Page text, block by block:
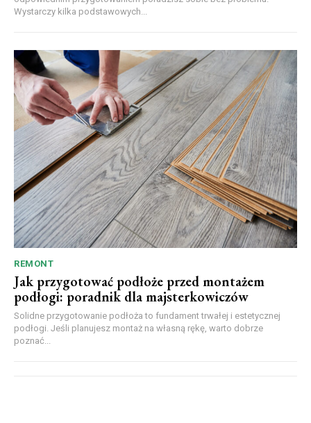
Wystarczy kilka podstawowych...
REMONT
Jak przygotować podłoże przed montażem
podłogi: poradnik dla majsterkowiczów
Solidne przygotowanie podłoża to fundament trwałej i estetycznej
podłogi. Jeśli planujesz montaż na własną rękę, warto dobrze
poznać...